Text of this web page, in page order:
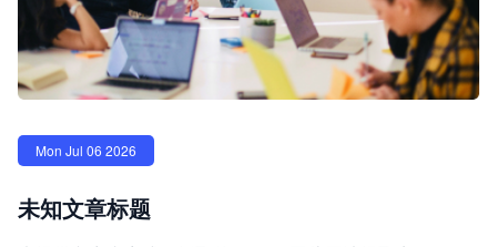
Mon Jul 06 2026
未知文章标题